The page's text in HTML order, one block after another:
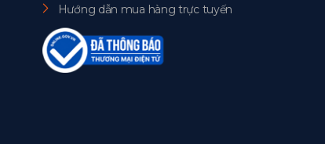
Hướng dẫn mua hàng trực tuyến